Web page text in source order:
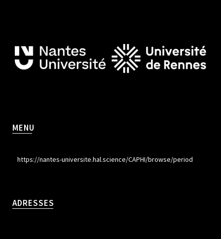
MENU
https://nantes-universite.hal.science/CAPHI/browse/period
ADRESSES